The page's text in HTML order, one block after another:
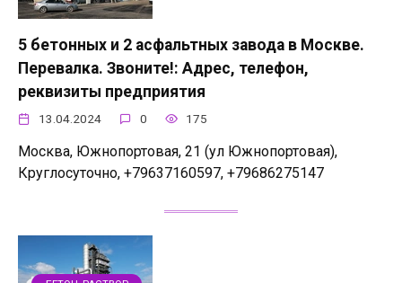
5 бетонных и 2 асфальтных завода в Москве.
Перевалка. Звоните!: Адрес, телефон,
реквизиты предприятия
13.04.2024 0 175
Москва, Южнопортовая, 21 (ул Южнопортовая),
Круглосуточно, +79637160597, +79686275147